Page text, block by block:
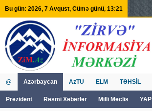
Bu gün: 2026, 7 Avqust, Cümə günü, 13:21
@ Azərbaycan
Prezident Rəsmi Xəbərlər Milli Məclis YAP
AzTU ELM TƏHSİL